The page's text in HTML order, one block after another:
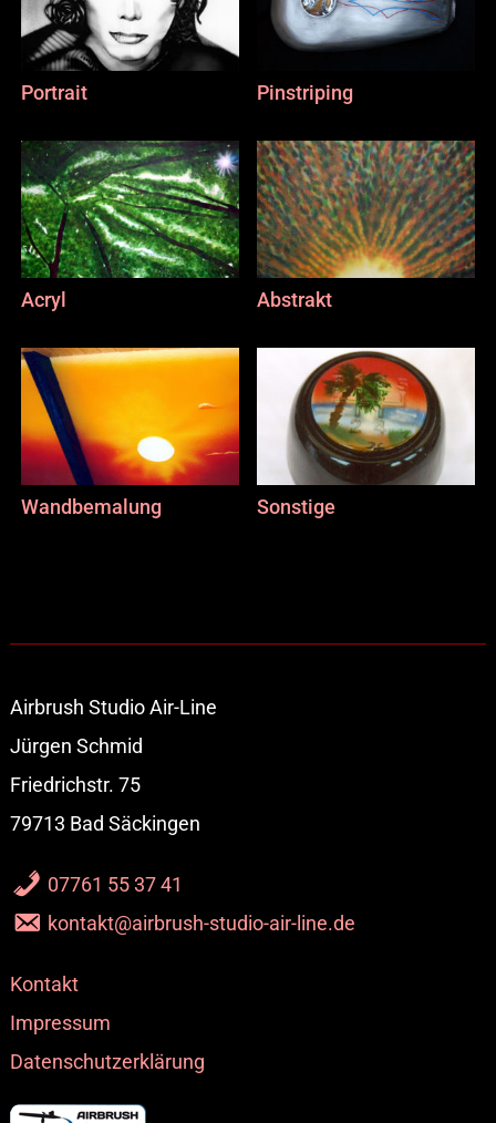
Portrait Pinstriping
Acryl Abstrakt
Wandbemalung Sonstige
Airbrush Studio Air-Line
Jürgen Schmid
Friedrichstr. 75
79713 Bad Säckingen
07761 55 37 41
kontakt@airbrush-studio-air-line.de
Kontakt
Impressum
Datenschutzerklärung